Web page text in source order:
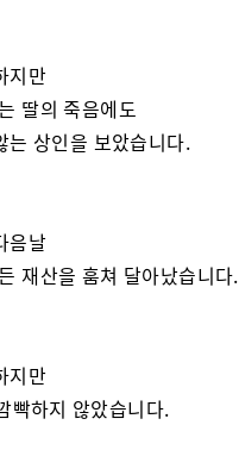
지만
딸의 죽음에도
는 상인을 보았습니다.
음날
재산을 훔쳐 달아났습니다.
지만
빡하지 않았습니다.